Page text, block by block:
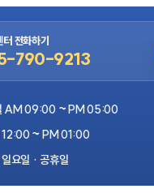
터 전화하기
790-9213
AM 09:00 ~ PM 05:00
~ PM 01:00
요일 · 공휴일